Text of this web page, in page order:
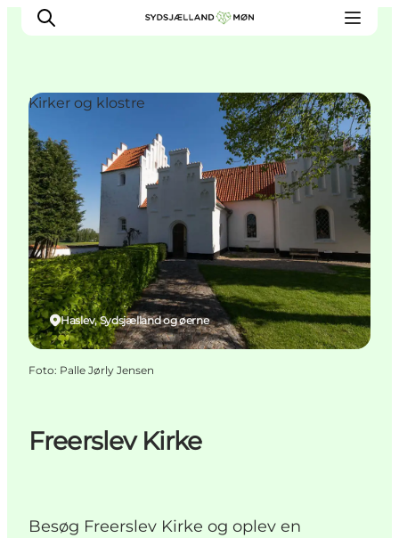
Oplev
Byer og steder
Events
Spis
Overnat
Planlæg din tur
Freerslev Kirke
Besøg Freerslev Kirke og oplev en
Haslev, Sydsjælland og øerne
Kirker og klostre
Foto: Palle Jørly Jensen